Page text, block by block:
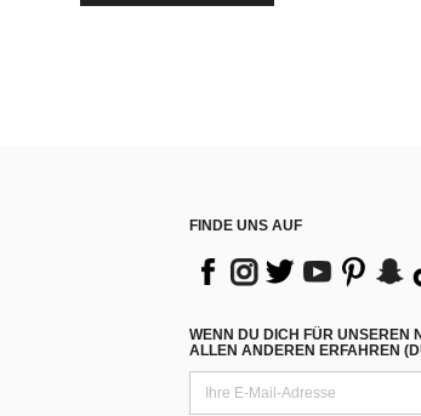
FINDE UNS AUF
WENN DU DICH FÜR UNSEREN
ALLEN ANDEREN ERFAHREN